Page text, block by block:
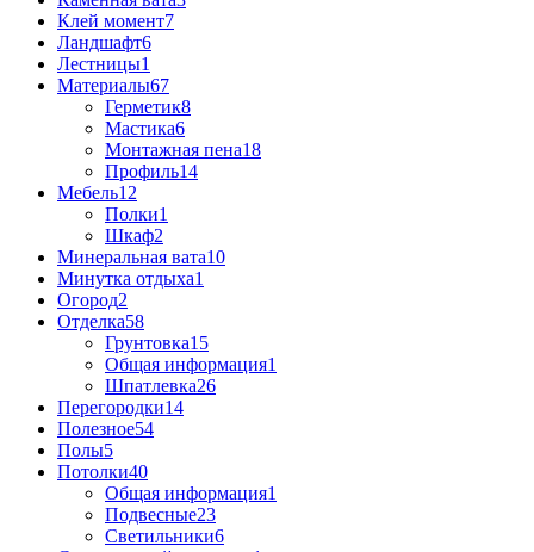
Клей момент7
Ландшафт6
Лестницы1
Материалы67
Герметик8
Мастика6
Монтажная пена18
Профиль14
Мебель12
Полки1
Шкаф2
Минеральная вата10
Минутка отдыха1
Огород2
Отделка58
Грунтовка15
Общая информация1
Шпатлевка26
Перегородки14
Полезное54
Полы5
Потолки40
Общая информация1
Подвесные23
Светильники6